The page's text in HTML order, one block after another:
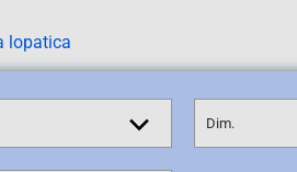
lopatica
Dim.